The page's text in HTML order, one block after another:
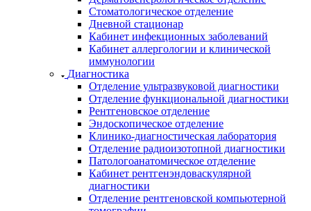
Стоматологическое отделение
Дневной стационар
Кабинет инфекционных заболеваний
Кабинет аллергологии и клинической
иммунологии
Диагностика
Отделение ультразвуковой диагностики
Отделение функциональной диагностики
Рентгеновское отделение
Эндоскопическое отделение
Клинико-диагностическая лаборатория
Отделение радиоизотопной диагностики
Патологоанатомическое отделение
Кабинет рентгенэндоваскулярной
диагностики
Отделение рентгеновской компьютерной